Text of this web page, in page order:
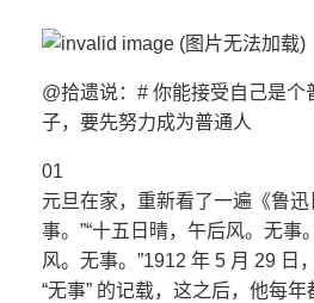
@拾遗说：# 你能接受自己是个
子，要先努力成为普通人
01
元旦在家，重新看了一遍《鲁
事。”“十五日晴，午后风。无事
风。无事。”1912 年 5 月 29 日
“无事” 的记载，这之后，他每年